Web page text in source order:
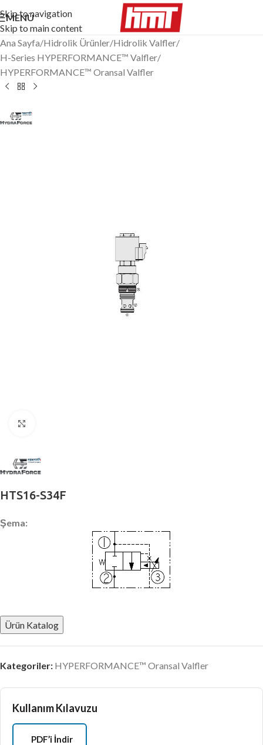
Skip to navigation
Skip to main content
MENÜ
Ana Sayfa/Hidrolik Ürünler/Hidrolik Valfler/
H-Series HYPERFORMANCE™ Valfler/
HYPERFORMANCE™ Oransal Valfler
HTS16-S34F
Şema:
Ürün Katalog
Kategoriler: HYPERFORMANCE™ Oransal Valfler
Kullanım Kılavuzu
PDF’i İndir